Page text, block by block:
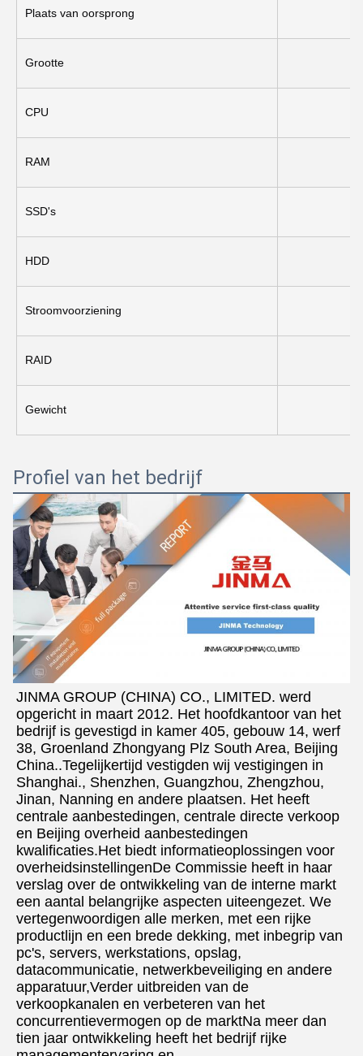
Plaats van oorsprong
Grootte
CPU
RAM
SSD's
HDD
Stroomvoorziening
RAID
Gewicht
Profiel van het bedrijf
JINMA GROUP (CHINA) CO., LIMITED. werd
opgericht in maart 2012. Het hoofdkantoor van het
bedrijf is gevestigd in kamer 405, gebouw 14, werf
38, Groenland Zhongyang Plz South Area, Beijing
China..Tegelijkertijd vestigden wij vestigingen in
Shanghai., Shenzhen, Guangzhou, Zhengzhou,
Jinan, Nanning en andere plaatsen. Het heeft
centrale aanbestedingen, centrale directe verkoop
en Beijing overheid aanbestedingen
kwalificaties.Het biedt informatieoplossingen voor
overheidsinstellingenDe Commissie heeft in haar
verslag over de ontwikkeling van de interne markt
een aantal belangrijke aspecten uiteengezet. We
vertegenwoordigen alle merken, met een rijke
productlijn en een brede dekking, met inbegrip van
pc's, servers, werkstations, opslag,
datacommunicatie, netwerkbeveiliging en andere
apparatuur,Verder uitbreiden van de
verkoopkanalen en verbeteren van het
concurrentievermogen op de marktNa meer dan
tien jaar ontwikkeling heeft het bedrijf rijke